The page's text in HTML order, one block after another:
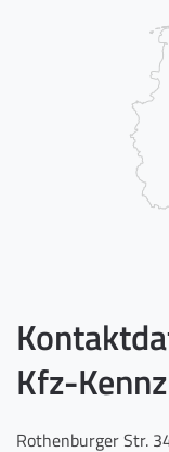
Kfz-
Rothenburger Str.